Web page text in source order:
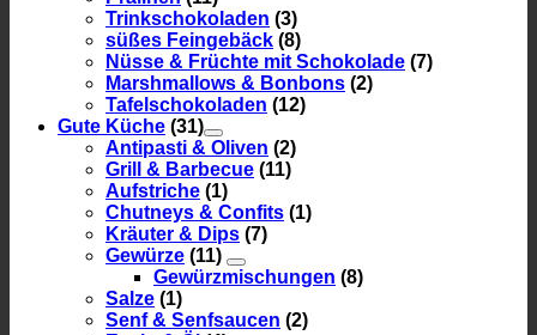
Trinkschokoladen (3)
süßes Feingebäck (8)
Nüsse & Früchte mit Schokolade (7)
Marshmallows & Bonbons (2)
Tafelschokoladen (12)
Gute Küche (31)
Antipasti & Oliven (2)
Grill & Barbecue (11)
Aufstriche (1)
Chutneys & Confits (1)
Kräuter & Dips (7)
Gewürze (11)
Gewürzmischungen (8)
Salze (1)
Senf & Senfsaucen (2)